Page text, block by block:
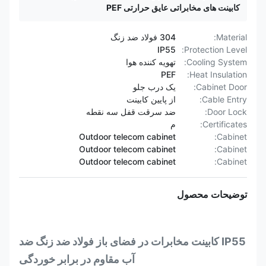
کابینت های مخابراتی عایق حرارتی PEF
Material:
304 فولاد ضد زنگ
Protection Level:
IP55
Cooling System:
تهویه کننده هوا
Heat Insulation:
PEF
Cabinet Door:
یک درب جلو
Cable Entry:
از پایین کابینت
Door Lock:
ضد سرقت قفل سه نقطه
Certificates:
م
Cabinet:
Outdoor telecom cabinet
Cabinet:
Outdoor telecom cabinet
Cabinet:
Outdoor telecom cabinet
توضیحات محصول
IP55 کابینت مخابرات در فضای باز فولاد ضد زنگ ضد
آب مقاوم در برابر خوردگی